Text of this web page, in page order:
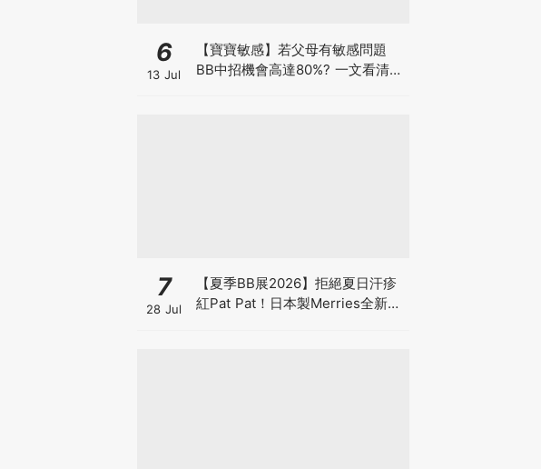
6
13 Jul
【寶寶敏感】若父母有敏感問題
BB中招機會高達80%? 一文看清預
7
28 Jul
【夏季BB展2026】拒絕夏日汗疹
紅Pat Pat！日本製Merries全新超